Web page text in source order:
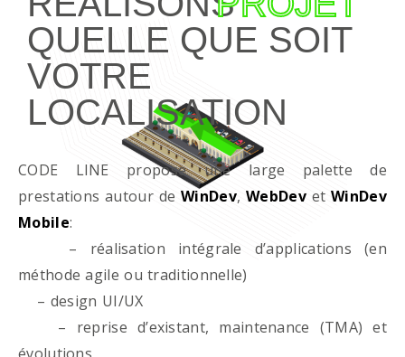
QUELLE QUE SOIT
VOTRE
LOCALISATION
CODE LINE propose une large palette de
prestations autour deWinDev,WebDevet WinDev
Mobile:
– réalisation intégrale d’applications (en
méthode agile ou traditionnelle)
– design UI/UX
– reprise d’existant, maintenance (TMA) et